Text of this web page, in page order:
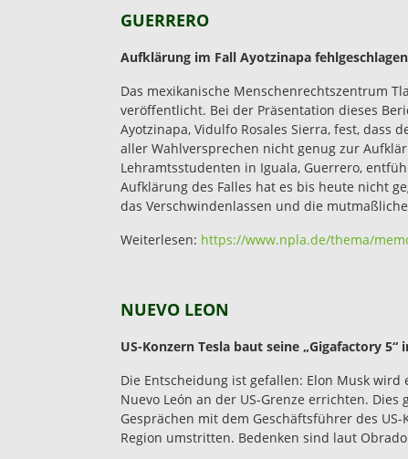
GUERRERO
Aufklärung im Fall Ayotzinapa fehlgeschlagen
Das mexikanische Menschenrechtszentrum
veröffentlicht. Bei der Präsentation dieses
Ayotzinapa, Vidulfo Rosales Sierra, fest, dass
aller Wahlversprechen nicht genug zur
Lehramtsstudenten in Iguala, Guerrero,
Aufklärung des Falles hat es bis heute nicht
das Verschwindenlassen und die
Weiterlesen: https://www.npla.de/thema/
NUEVO LEON
US-Konzern Tesla baut seine „Gigafactory 5“
Die Entscheidung ist gefallen: Elon Musk
Nuevo León an der US-Grenze errichten.
Gesprächen mit dem Geschäftsführer des
Region umstritten. Bedenken sind laut